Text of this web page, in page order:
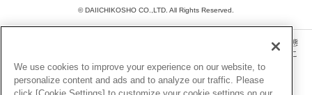
© DAIICHIKOSHO CO.,LTD. All Rights Reserved.
このサイトに掲載されている一切の文章・画像・写真・動画・音声等を、手段や形態
を問わず、著作権法の定める範囲を超えて無断で複製、転載、ファイル化などするこ
とを禁じます。
楽曲及びコンテンツは、機種によりご利用いただけない場合があります。
We use cookies to improve your experience on our website, to
personalize content and ads and to analyze our traffic. Please